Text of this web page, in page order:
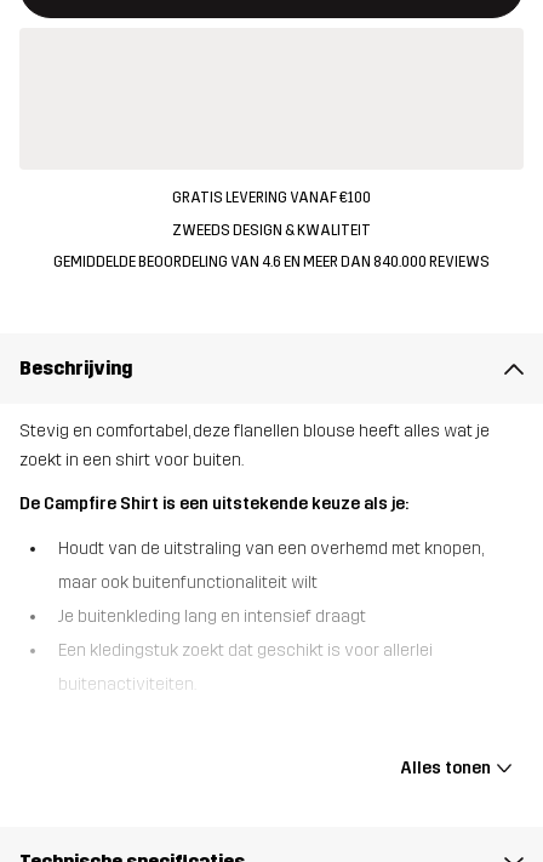
GRATIS LEVERING VANAF €100
ZWEEDS DESIGN & KWALITEIT
GEMIDDELDE BEOORDELING VAN 4.6 EN MEER DAN 840.000 REVIEWS
Beschrijving
Stevig en comfortabel, deze flanellen blouse heeft alles wat je
zoekt in een shirt voor buiten.
De Campfire Shirt is een uitstekende keuze als je:
Houdt van de uitstraling van een overhemd met knopen,
maar ook buitenfunctionaliteit wilt
Je buitenkleding lang en intensief draagt
Een kledingstuk zoekt dat geschikt is voor allerlei
buitenactiviteiten.
houthakkershemd, met een moderne pasvorm en alle comfort die
Alles tonen